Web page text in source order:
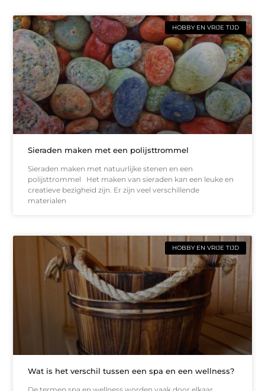
HOBBY EN VRIJE TIJD
Sieraden maken met een polijsttrommel
Sieraden maken met natuurlijke stenen en een
polijsttrommel Het maken van sieraden kan een leuke en
creatieve bezigheid zijn. Er zijn veel verschillende
materialen
HOBBY EN VRIJE TIJD
Wat is het verschil tussen een spa en een wellness?